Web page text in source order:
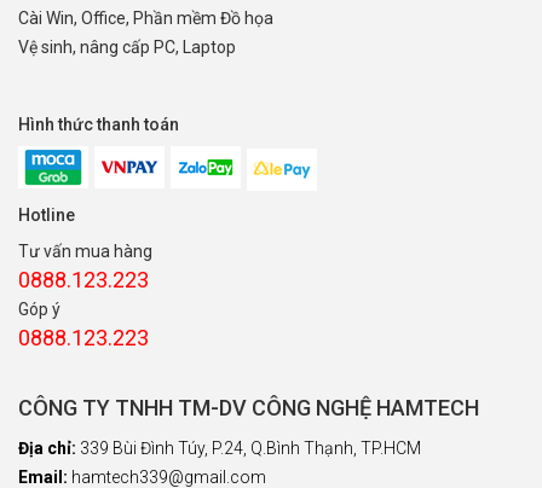
Cài Win, Office, Phần mềm Đồ họa
Vệ sinh, nâng cấp PC, Laptop
Hình thức thanh toán
Hotline
Tư vấn mua hàng
0888.123.223
Góp ý
0888.123.223
CÔNG TY TNHH TM-DV CÔNG NGHỆ HAMTECH
Địa chỉ: 339 Bùi Đình Túy, P.24, Q.Bình Thạnh, TP.HCM
Email: hamtech339@gmail.com